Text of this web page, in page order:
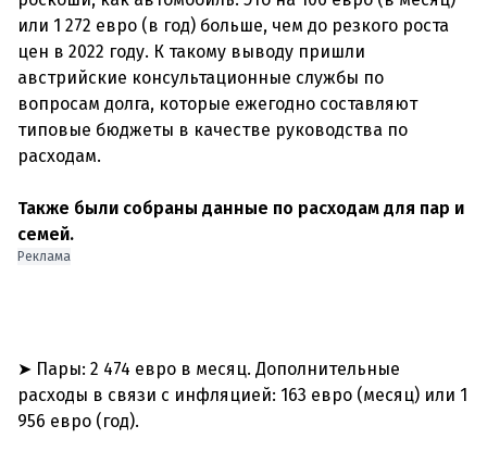
или 1 272 евро (в год) больше, чем до резкого роста
цен в 2022 году. К такому выводу пришли
австрийские консультационные службы по
вопросам долга, которые ежегодно составляют
типовые бюджеты в качестве руководства по
расходам.
Также были собраны данные по расходам для пар и
семей.
Реклама
➤ Пары: 2 474 евро в месяц. Дополнительные
расходы в связи с инфляцией: 163 евро (месяц) или 1
956 евро (год).